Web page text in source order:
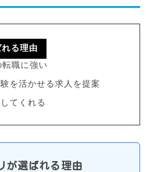
る理由
転職に強い
を活かせる求人を提案
てくれる
が選ばれる理由